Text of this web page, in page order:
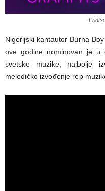
Nigerijski kantautor Burna
ove godine nominovan je u
svetske muzike, najbolje
melodičko izvođenje rep